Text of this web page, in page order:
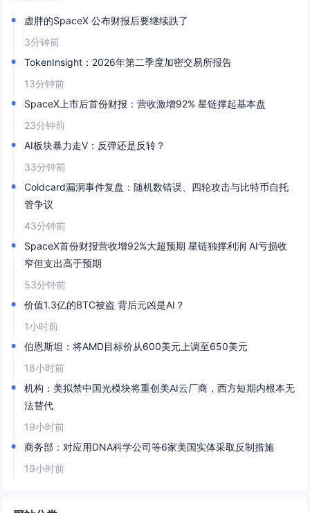
虚胖的SpaceX 公布财报后要继续跌了
3分钟前
TokenInsight：2026年第二季度加密交易所报告
13分钟前
SpaceX上市后首份财报：营收激增92% 星链撑起基本盘
23分钟前
AI板块暴力走V：反弹还是反转？
33分钟前
Coldcard漏洞事件复盘：随机数错误、四轮攻击与比特币自托
管争议
43分钟前
SpaceX首份财报营收增92%大超预期 星链独撑利润 AI亏损收
窄但支出高于预期
53分钟前
价值1.3亿的BTC被盗 背后元凶是AI？
1小时前
伯恩斯坦：将AMD目标价从600美元上调至650美元
18小时前
机构：美拟禁中国光模块将重创美AI云厂商，西方短期内根本无
法替代
19小时前
商务部：对应用DNA科学公司等6家美国实体采取反制措施
19小时前